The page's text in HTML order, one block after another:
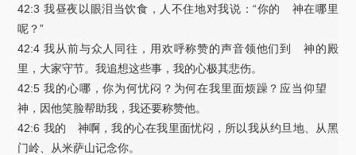
42:3 我昼夜以眼泪当饮食，人不住地对我说：“你的 神在哪里
呢？”
42:4 我从前与众人同往，用欢呼称赞的声音领他们到 神的殿
里，大家守节。我追想这些事，我的心极其悲伤。
42:5 我的心哪，你为何忧闷？为何在我里面烦躁？应当仰望
神，因他笑脸帮助我，我还要称赞他。
42:6 我的 神啊，我的心在我里面忧闷，所以我从约旦地、从黑
门岭、从米萨山记念你。